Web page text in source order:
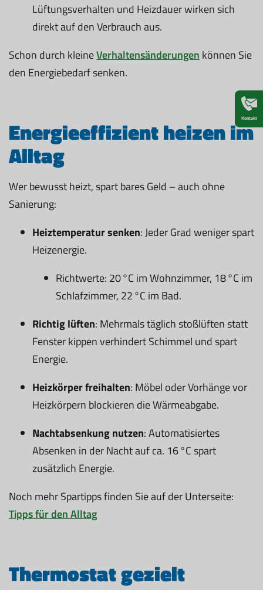
Lüftungsverhalten und Heizdauer wirken sich
direkt auf den Verbrauch aus.
Schon durch kleineVerhaltensänderungen können Sie
den Energiebedarf senken.
Energieeffizient heizen im
Alltag
Wer bewusst heizt, spart bares Geld – auch ohne
Sanierung:
Heiztemperatur senken: Jeder Grad weniger spart
Heizenergie.
Richtwerte: 20 °C im Wohnzimmer, 18 °C im
Schlafzimmer, 22 °C im Bad.
Richtig lüften: Mehrmals täglich stoßlüften statt
Fenster kippen verhindert Schimmel und spart
Energie.
Heizkörper freihalten: Möbel oder Vorhänge vor
Heizkörpern blockieren die Wärmeabgabe.
Nachtabsenkung nutzen: Automatisiertes
Absenken in der Nacht auf ca. 16 °C spart
zusätzlich Energie.
Noch mehr Spartipps finden Sie auf der Unterseite:
Tipps für den Alltag
Thermostat gezielt
Kontakt